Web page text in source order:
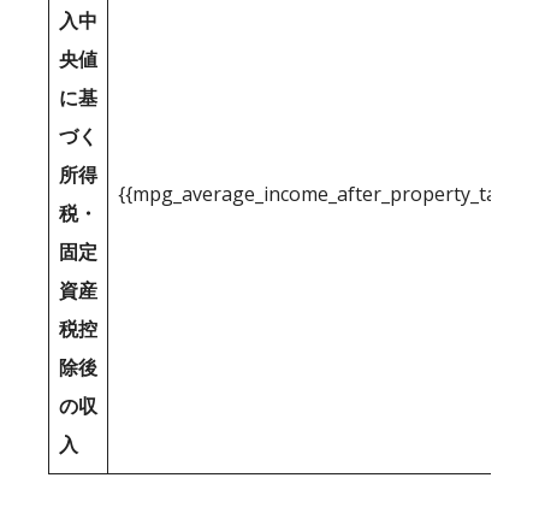
入中
央値
に基
づく
所得
税・
固定
資産
税控
除後
の収
入